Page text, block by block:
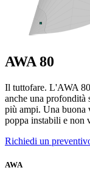
AWA 80
Il tuttofare. L'AWA
anche una profondità
più ampi. Una buona
poppa instabili e non
Richiedi un
AWA